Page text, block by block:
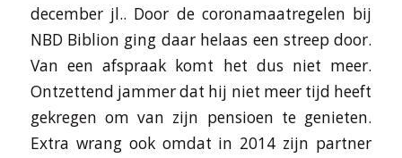
december jl.. Door de coronamaatregelen bij
NBD Biblion ging daar helaas een streep door.
Van een afspraak komt het dus niet meer.
Ontzettend jammer dat hij niet meer tijd heeft
gekregen om van zijn pensioen te genieten.
Extra wrang ook omdat in 2014 zijn partner